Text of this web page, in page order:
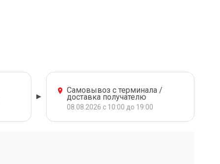
Самовывоз с терминала /
доставка получателю
08.08.2026 с 10:00 до 19:00